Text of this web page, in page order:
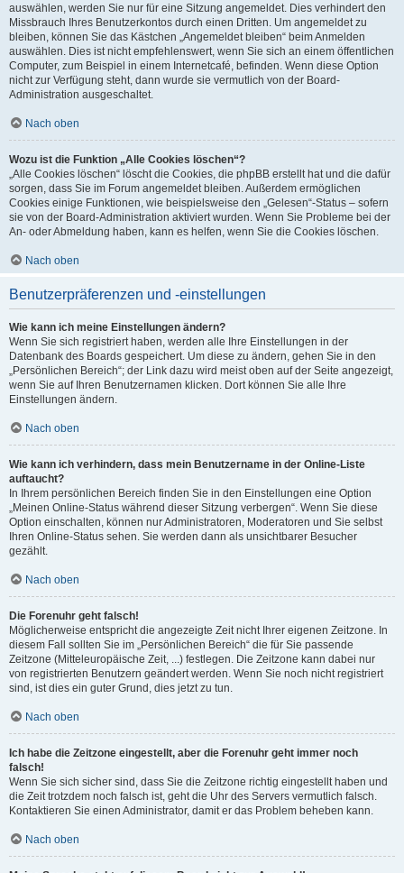
auswählen, werden Sie nur für eine Sitzung angemeldet. Dies verhindert den
Missbrauch Ihres Benutzerkontos durch einen Dritten. Um angemeldet zu
bleiben, können Sie das Kästchen „Angemeldet bleiben“ beim Anmelden
auswählen. Dies ist nicht empfehlenswert, wenn Sie sich an einem öffentlichen
Computer, zum Beispiel in einem Internetcafé, befinden. Wenn diese Option
nicht zur Verfügung steht, dann wurde sie vermutlich von der Board-
Administration ausgeschaltet.
Nach oben
Wozu ist die Funktion „Alle Cookies löschen“?
„Alle Cookies löschen“ löscht die Cookies, die phpBB erstellt hat und die dafür
sorgen, dass Sie im Forum angemeldet bleiben. Außerdem ermöglichen
Cookies einige Funktionen, wie beispielsweise den „Gelesen“-Status – sofern
sie von der Board-Administration aktiviert wurden. Wenn Sie Probleme bei der
An- oder Abmeldung haben, kann es helfen, wenn Sie die Cookies löschen.
Nach oben
Benutzerpräferenzen und -einstellungen
Wie kann ich meine Einstellungen ändern?
Wenn Sie sich registriert haben, werden alle Ihre Einstellungen in der
Datenbank des Boards gespeichert. Um diese zu ändern, gehen Sie in den
„Persönlichen Bereich“; der Link dazu wird meist oben auf der Seite angezeigt,
wenn Sie auf Ihren Benutzernamen klicken. Dort können Sie alle Ihre
Einstellungen ändern.
Nach oben
Wie kann ich verhindern, dass mein Benutzername in der Online-Liste
auftaucht?
In Ihrem persönlichen Bereich finden Sie in den Einstellungen eine Option
„Meinen Online-Status während dieser Sitzung verbergen“. Wenn Sie diese
Option einschalten, können nur Administratoren, Moderatoren und Sie selbst
Ihren Online-Status sehen. Sie werden dann als unsichtbarer Besucher
gezählt.
Nach oben
Die Forenuhr geht falsch!
Möglicherweise entspricht die angezeigte Zeit nicht Ihrer eigenen Zeitzone. In
diesem Fall sollten Sie im „Persönlichen Bereich“ die für Sie passende
Zeitzone (Mitteleuropäische Zeit, ...) festlegen. Die Zeitzone kann dabei nur
von registrierten Benutzern geändert werden. Wenn Sie noch nicht registriert
sind, ist dies ein guter Grund, dies jetzt zu tun.
Nach oben
Ich habe die Zeitzone eingestellt, aber die Forenuhr geht immer noch
falsch!
Wenn Sie sich sicher sind, dass Sie die Zeitzone richtig eingestellt haben und
die Zeit trotzdem noch falsch ist, geht die Uhr des Servers vermutlich falsch.
Kontaktieren Sie einen Administrator, damit er das Problem beheben kann.
Nach oben